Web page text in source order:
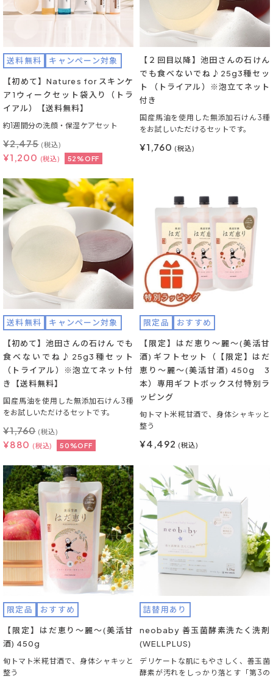
送料無料 キャンペーン対象
【初めて】Natures for スキンケ
ア1ウィークセット袋入り（トラ
イアル）【送料無料】
約1週間分の洗顔・保湿ケアセット
¥1,200 (税込) 52%OFF
¥2,475 (税込)
【２回目以降】池田さんの石けん
でも食べないでね♪25g3種セッ
ト （トライアル）※泡立てネット
付き
国産馬油を使用した無添加石けん3種
をお試しいただけるセットです。
¥1,760 (税込)
送料無料 キャンペーン対象
【初めて】池田さんの石けん でも
食べないでね♪25g3種セット
（トライアル）※泡立てネット付
き【送料無料】
国産馬油を使用した無添加石けん3種
をお試しいただけるセットです。
¥880 (税込) 50%OFF
¥1,760 (税込)
限定品 おすすめ
【限定】はだ恵り～麗～(美活甘
酒) ギフトセット（【限定】はだ
恵り～麗～(美活甘酒) 450g 3
本）専用ギフトボックス付特別ラ
ッピング
旬トマト米糀甘酒で、身体シャキッと
整う
¥4,492 (税込)
限定品 おすすめ
【限定】はだ恵り～麗～(美活甘
酒) 450g
旬トマト米糀甘酒で、身体シャキッと
整う
詰替用あり
neobaby 善玉菌酵素洗たく洗剤
(WELLPLUS)
デリケートな肌にもやさしく、善玉菌
酵素が汚れをしっかり落とす「第3の